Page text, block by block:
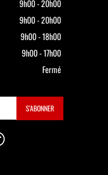
9h00 - 20h00
9h00 - 20h00
9h00 - 18h00
9h00 - 17h00
Fermé